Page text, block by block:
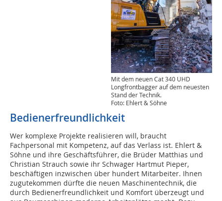
Mit dem neuen Cat 340 UHD
Longfrontbagger auf dem neuesten
Stand der Technik.
Foto: Ehlert & Söhne
Bedienerfreundlichkeit
Wer komplexe Projekte realisieren will, braucht
Fachpersonal mit Kompetenz, auf das Verlass ist. Ehlert &
Söhne und ihre Geschäftsführer, die Brüder Matthias und
Christian Strauch sowie ihr Schwager Hartmut Pieper,
beschäftigen inzwischen über hundert Mitarbeiter. Ihnen
zugutekommen dürfte die neuen Maschinentechnik, die
durch Bedienerfreundlichkeit und Komfort überzeugt und